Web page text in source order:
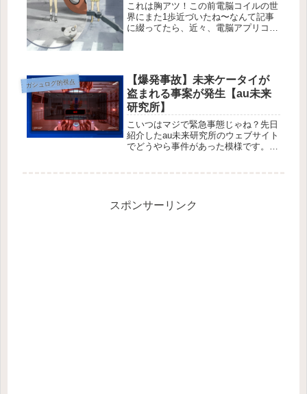
これは胸アツ！この前電脳コイルの世
界にまた1歩近づいたね〜なんて記事
に綴ってたら、近々、電脳アプリコン
ガシュログ的視点
【爆発事故】未来ケータイが
盗まれる事案が発生【au未来
研究所】
こいつはマジで緊急事態じゃね？先日
紹介したau未来研究所のウェブサイト
でどうやら事件があった模様です。先
スポンサーリンク